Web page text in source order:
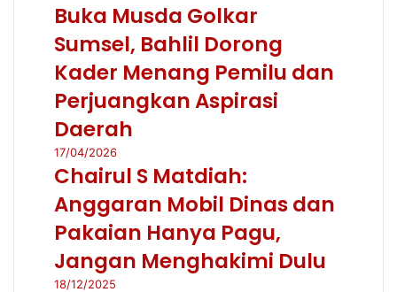
Buka Musda Golkar
Sumsel, Bahlil Dorong
Kader Menang Pemilu dan
Perjuangkan Aspirasi
Daerah
17/04/2026
Chairul S Matdiah:
Anggaran Mobil Dinas dan
Pakaian Hanya Pagu,
Jangan Menghakimi Dulu
18/12/2025